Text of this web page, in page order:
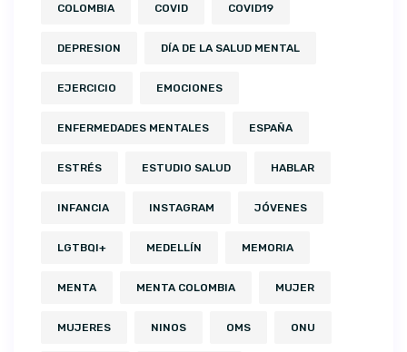
COLOMBIA COVID COVID19
DEPRESION DÍA DE LA SALUD MENTAL
EJERCICIO EMOCIONES
ENFERMEDADES MENTALES ESPAÑA
ESTRÉS ESTUDIO SALUD HABLAR
INFANCIA INSTAGRAM JÓVENES
LGTBQI+ MEDELLÍN MEMORIA
MENTA MENTA COLOMBIA MUJER
MUJERES NINOS OMS ONU